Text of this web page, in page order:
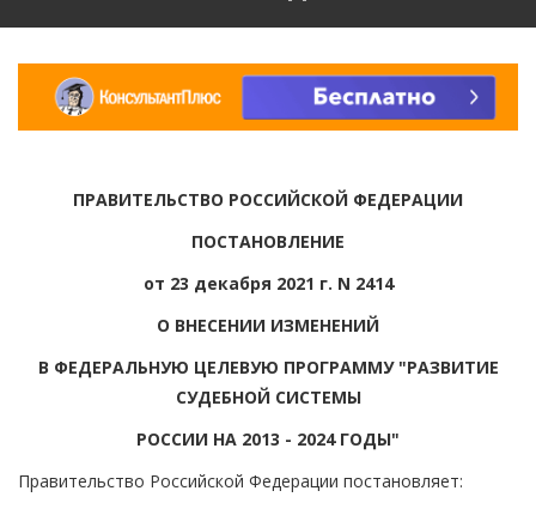
ПРАВИТЕЛЬСТВО РОССИЙСКОЙ ФЕДЕРАЦИИ
ПОСТАНОВЛЕНИЕ
от 23 декабря 2021 г. N 2414
О ВНЕСЕНИИ ИЗМЕНЕНИЙ
В ФЕДЕРАЛЬНУЮ ЦЕЛЕВУЮ ПРОГРАММУ "РАЗВИТИЕ
СУДЕБНОЙ СИСТЕМЫ
РОССИИ НА 2013 - 2024 ГОДЫ"
Правительство Российской Федерации постановляет: